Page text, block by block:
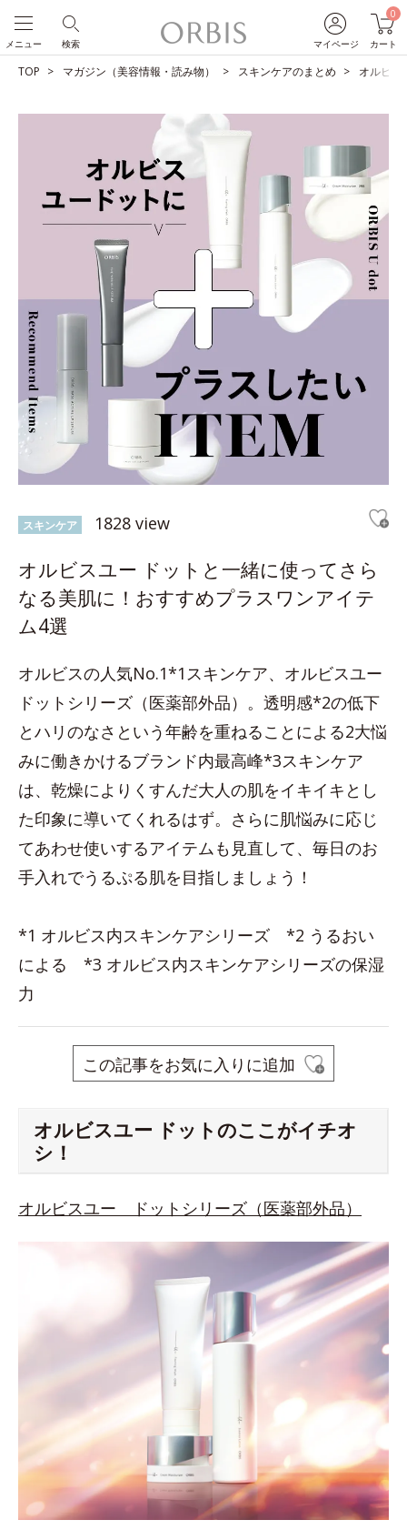
マイページ
0
カート
検索
メニュー
TOP マガジン（美容情報・読み物） スキンケアのまとめ オルビス
スキンケア 1828 view
オルビスユー ドットと一緒に使ってさら
なる美肌に！おすすめプラスワンアイテ
ム4選
オルビスの人気No.1*1スキンケア、オルビスユー
ドットシリーズ（医薬部外品）。透明感*2の低下
とハリのなさという年齢を重ねることによる2大悩
みに働きかけるブランド内最高峰*3スキンケア
は、乾燥によりくすんだ大人の肌をイキイキとし
た印象に導いてくれるはず。さらに肌悩みに応じ
てあわせ使いするアイテムも見直して、毎日のお
手入れでうるぷる肌を目指しましょう！
*1 オルビス内スキンケアシリーズ *2 うるおい
による *3 オルビス内スキンケアシリーズの保湿
力
この記事をお気に入りに追加
オルビスユー ドットのここがイチオ
シ！
オルビスユー ドットシリーズ（医薬部外品）